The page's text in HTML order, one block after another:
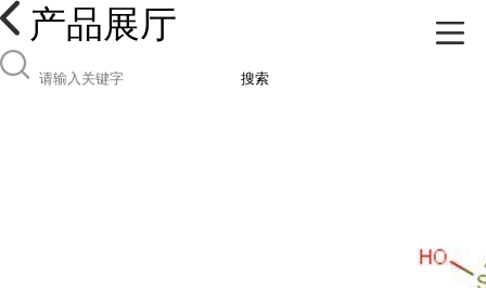
产品展厅
搜索